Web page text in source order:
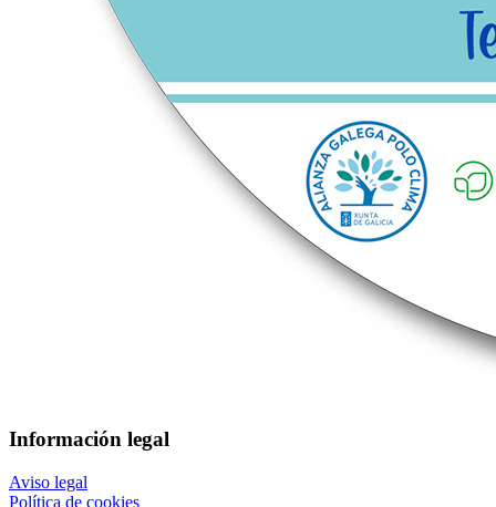
Información legal
Aviso legal
Política de cookies